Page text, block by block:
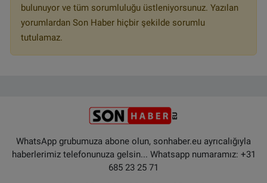
bulunuyor ve tüm sorumluluğu üstleniyorsunuz. Yazılan
yorumlardan Son Haber hiçbir şekilde sorumlu
tutulamaz.
WhatsApp grubumuza abone olun, sonhaber.eu ayrıcalığıyla
haberlerimiz telefonunuza gelsin... Whatsapp numaramız: +31
685 23 25 71